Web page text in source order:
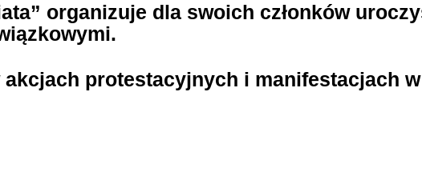
organizuje dla swoich członków
akcjach protestacyjnych i manifestacjach